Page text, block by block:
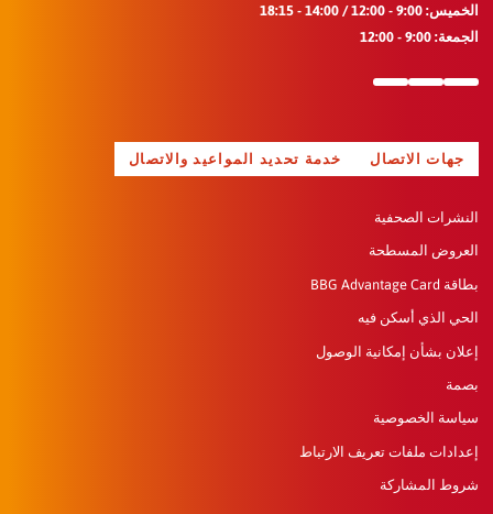
/ 14:00 - 18:15
- 12:00
الاتصال خدمة تحديد المواعيد والاتصال
الصحفية
المسطحة
الذي أسكن فيه
بشأن إمكانية الوصول
الخصوصية
ملفات تعريف الارتباط
المشاركة